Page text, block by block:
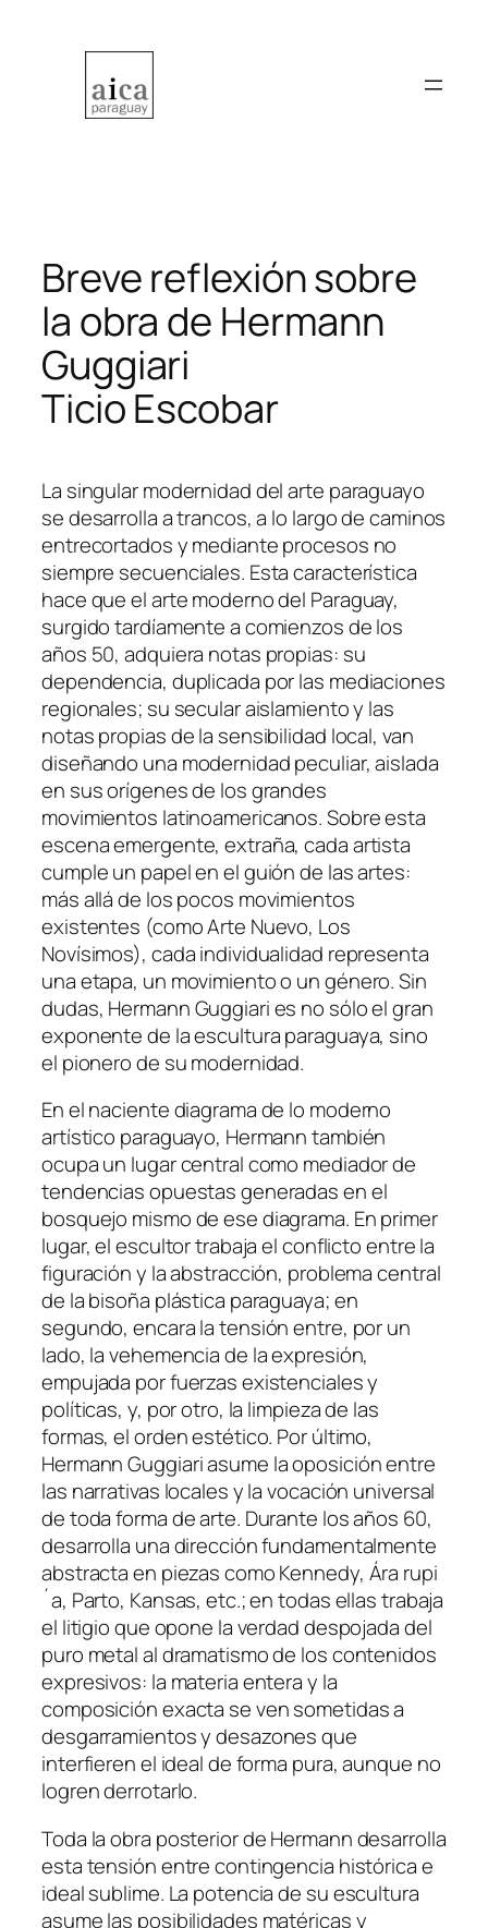
Breve reflexión sobre
la obra de Hermann
Guggiari
Ticio Escobar
La singular modernidad del arte paraguayo
se desarrolla a trancos, a lo largo de caminos
entrecortados y mediante procesos no
siempre secuenciales. Esta característica
hace que el arte moderno del Paraguay,
surgido tardíamente a comienzos de los
años 50, adquiera notas propias: su
dependencia, duplicada por las mediaciones
regionales; su secular aislamiento y las
notas propias de la sensibilidad local, van
diseñando una modernidad peculiar, aislada
en sus orígenes de los grandes
movimientos latinoamericanos. Sobre esta
escena emergente, extraña, cada artista
cumple un papel en el guión de las artes:
más allá de los pocos movimientos
existentes (como Arte Nuevo, Los
Novísimos), cada individualidad representa
una etapa, un movimiento o un género. Sin
dudas, Hermann Guggiari es no sólo el gran
exponente de la escultura paraguaya, sino
el pionero de su modernidad.
En el naciente diagrama de lo moderno
artístico paraguayo, Hermann también
ocupa un lugar central como mediador de
tendencias opuestas generadas en el
bosquejo mismo de ese diagrama. En primer
lugar, el escultor trabaja el conflicto entre la
figuración y la abstracción, problema central
de la bisoña plástica paraguaya; en
segundo, encara la tensión entre, por un
lado, la vehemencia de la expresión,
empujada por fuerzas existenciales y
políticas, y, por otro, la limpieza de las
formas, el orden estético. Por último,
Hermann Guggiari asume la oposición entre
las narrativas locales y la vocación universal
de toda forma de arte. Durante los años 60,
desarrolla una dirección fundamentalmente
abstracta en piezas como Kennedy, Ára rupi
´a, Parto, Kansas, etc.; en todas ellas trabaja
el litigio que opone la verdad despojada del
puro metal al dramatismo de los contenidos
expresivos: la materia entera y la
composición exacta se ven sometidas a
desgarramientos y desazones que
interfieren el ideal de forma pura, aunque no
logren derrotarlo.
Toda la obra posterior de Hermann desarrolla
esta tensión entre contingencia histórica e
ideal sublime. La potencia de su escultura
asume las posibilidades matéricas y